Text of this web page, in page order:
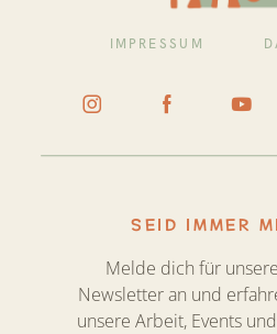
SEID IMMER
Melde dich für
Newsletter an und
unsere Arbeit, Events
IMPRESSUM